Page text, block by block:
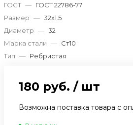
ГОСТ — ГОСТ 22786-77
Размер — 32х1.5
Диаметр — 32
Марка стали — Ст10
Тип — Ребристая
180 руб. / шт
Возможна поставка товара с